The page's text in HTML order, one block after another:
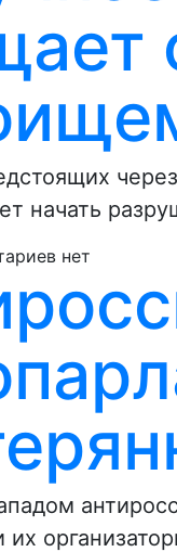
начать
нет
их